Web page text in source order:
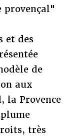
provençal"
et des
de
aux
la Provence
très